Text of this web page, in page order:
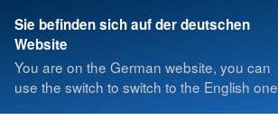
Sie befinden sich auf der deutschen
Website
You are on the German website, you can
use the switch to switch to the English one
Suche